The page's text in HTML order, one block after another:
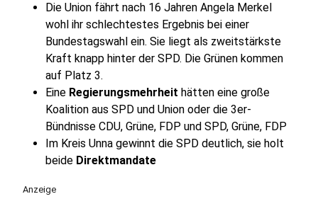
Die Union fährt nach 16 Jahren Angela Merkel
wohl ihr schlechtestes Ergebnis bei einer
Bundestagswahl ein. Sie liegt als zweitstärkste
Kraft knapp hinter der SPD. Die Grünen kommen
auf Platz 3.
Eine Regierungsmehrheit hätten eine große
Koalition aus SPD und Union oder die 3er-
Bündnisse CDU, Grüne, FDP und SPD, Grüne, FDP
Im Kreis Unna gewinnt die SPD deutlich, sie holt
beide Direktmandate
Anzeige